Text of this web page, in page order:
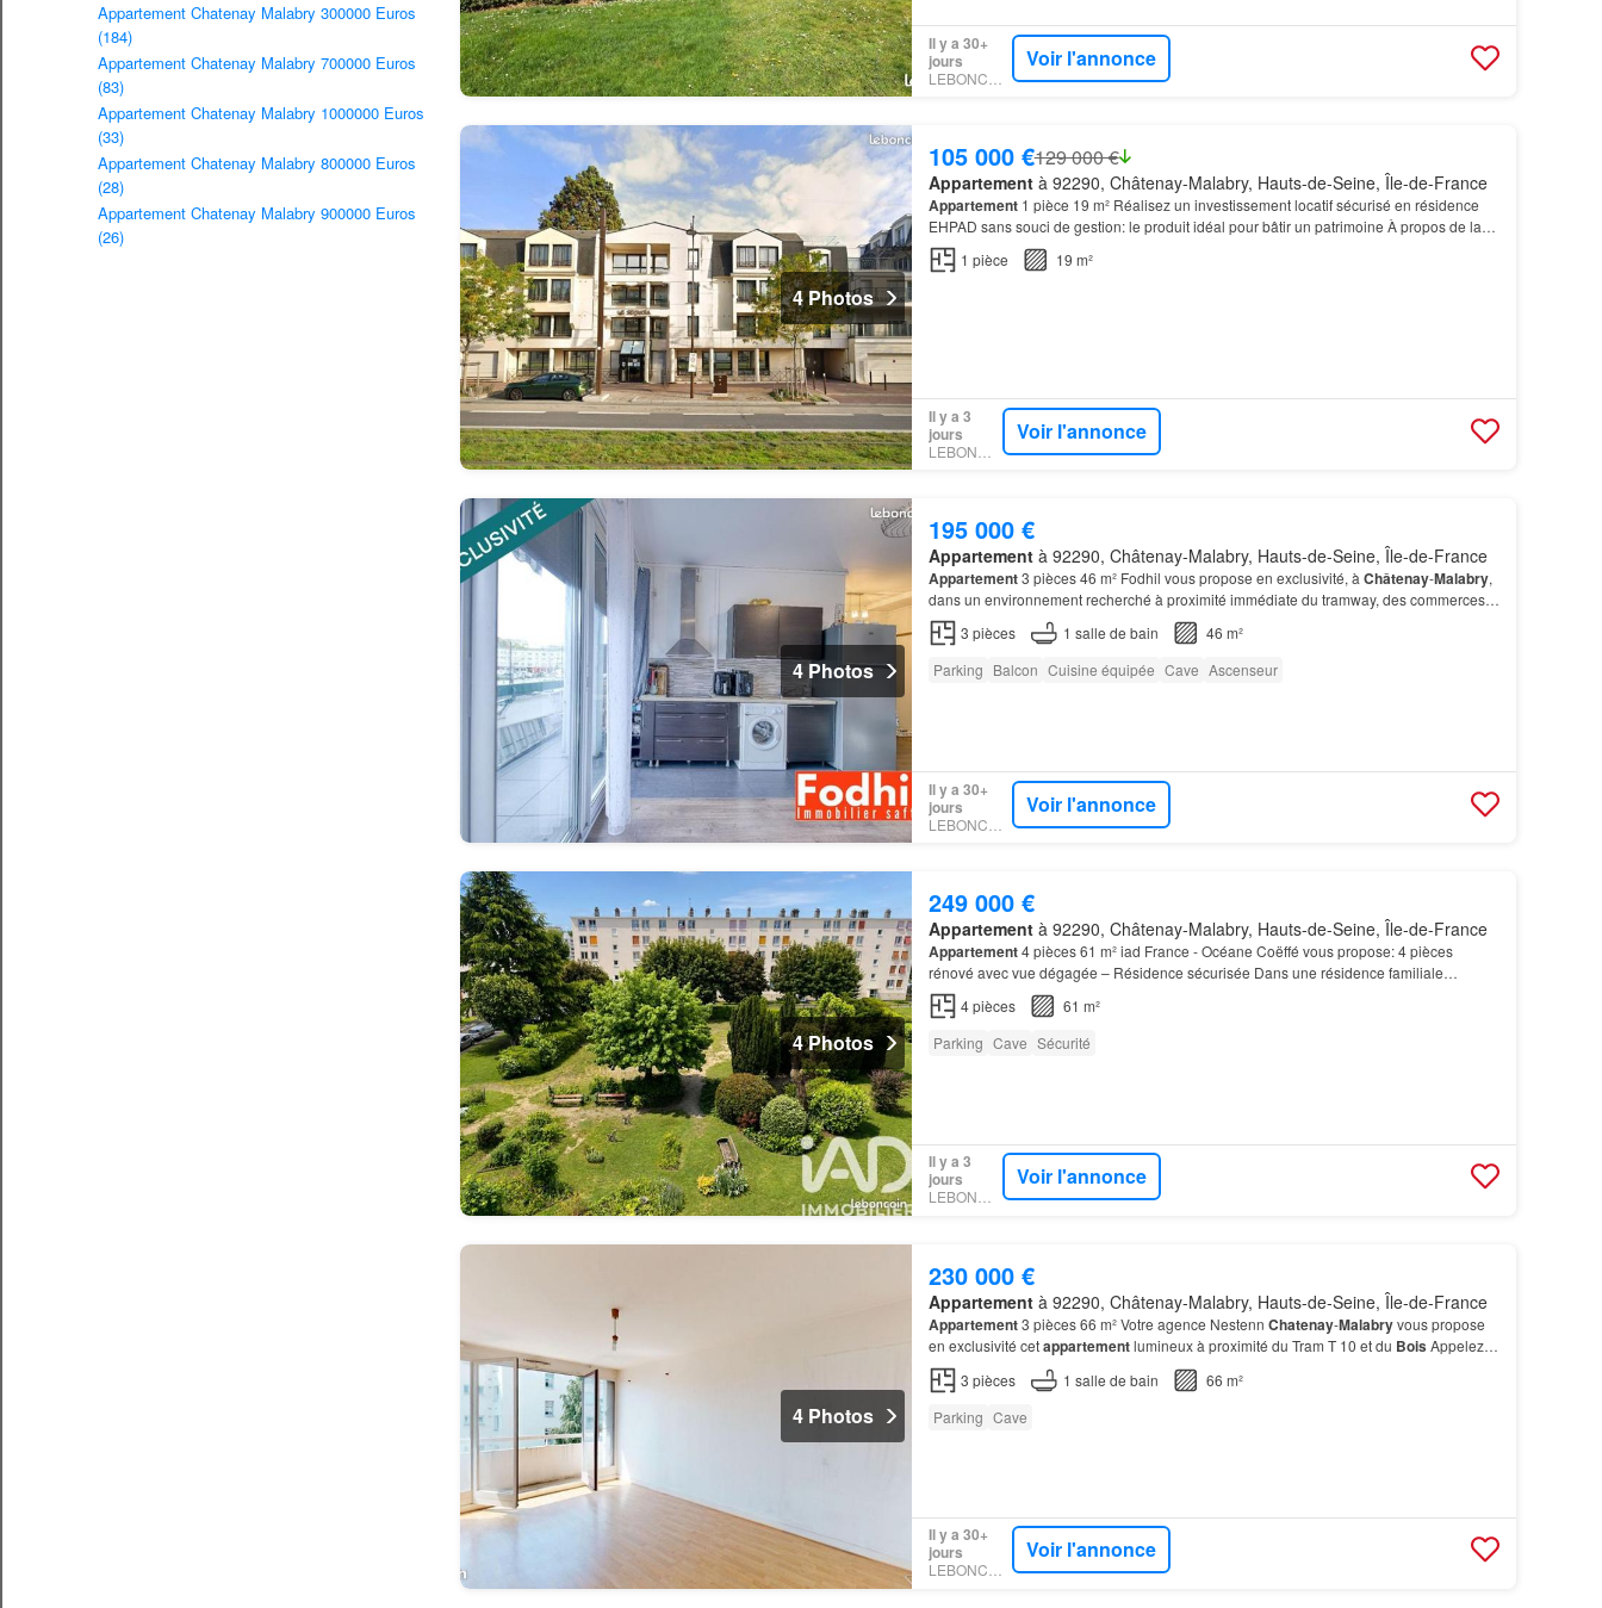
Appartement Chatenay Malabry 300000 Euros
(184)
Appartement Chatenay Malabry 700000 Euros
(83)
Appartement Chatenay Malabry 1000000 Euros
(33)
Appartement Chatenay Malabry 800000 Euros
(28)
Appartement Chatenay Malabry 900000 Euros
(26)
Il y a 30+
jours
Voir l'annonce
4 Photos
105 000 €129 000 €
Appartementà 92290, Châtenay-Malabry, Hauts-de-Seine, Île-de-France
Appartement1 pièce 19 m² Réalisez un investissement locatif sécurisé en résidence
EHPAD sans souci de gestion: le produit idéal pour bâtir un patrimoine À propos de la
résidence: La résidence Le Séquoia est une résidence EHP…
1 pièce 19 m²
Il y a 3
jours
Voir l'annonce
4 Photos
195 000 €
Appartementà 92290, Châtenay-Malabry, Hauts-de-Seine, Île-de-France
Appartement3 pièces 46 m² Fodhil vous propose en exclusivité, à Châtenay-Malabry,
dans un environnement recherché à proximité immédiate du tramway, des commerces
et du
de la Vallée aux Loups, ce charmant
3 pièces 1 salle de bain
46 m²
Parking Balcon Cuisine équipée Cave Ascenseur
Il y a 30+
jours
Voir l'annonce
4 Photos
249 000 €
Appartementà 92290, Châtenay-Malabry, Hauts-de-Seine, Île-de-France
Appartement4 pièces 61 m² iad France - Océane Coëffé vous propose: 4 pièces
rénové avec vue dégagée – Résidence sécurisée Dans une résidence familiale
Emplacement idéal: à proximité immédiate du Tram T10, des écoles, commerc…
4pièces
61 m²
Parking Cave Sécurité
Il y a 3
jours
Voir l'annonce
4 Photos
230 000 €
Appartementà 92290, Châtenay-Malabry, Hauts-de-Seine, Île-de-France
Appartement3 pièces 66 m² Votre agence Nestenn Chatenay-Malabryvous propose
en exclusivité cetappartementlumineux à proximité du Tram T 10 et du Bois Appelez
votre agence Nestenn
Malabry
3 pièces 1 salle de bain
66 m²
Parking Cave
Il y a 30+
jours
Voir l'annonce